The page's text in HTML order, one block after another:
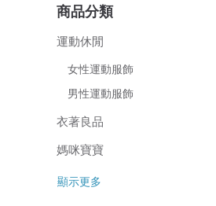
商品分類
運動休閒
女性運動服飾
男性運動服飾
衣著良品
媽咪寶寶
顯示更多